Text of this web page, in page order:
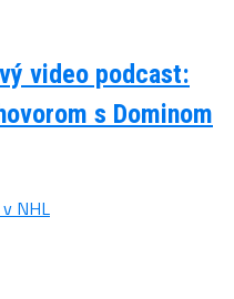
video podcast:
s Dominom